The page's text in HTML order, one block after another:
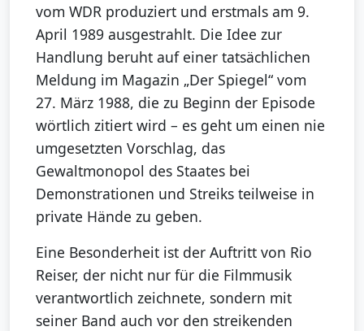
vom WDR produziert und erstmals am 9.
April 1989 ausgestrahlt. Die Idee zur
Handlung beruht auf einer tatsächlichen
Meldung im Magazin „Der Spiegel“ vom
27. März 1988, die zu Beginn der Episode
wörtlich zitiert wird – es geht um einen nie
umgesetzten Vorschlag, das
Gewaltmonopol des Staates bei
Demonstrationen und Streiks teilweise in
private Hände zu geben.
Eine Besonderheit ist der Auftritt von Rio
Reiser, der nicht nur für die Filmmusik
verantwortlich zeichnete, sondern mit
seiner Band auch vor den streikenden